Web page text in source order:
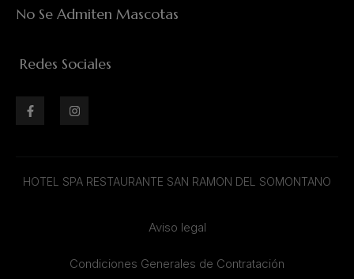
No Se Admiten Mascotas
Redes Sociales
HOTEL SPA RESTAURANTE SAN RAMON DEL SOMONTANO
Aviso legal
Condiciones Generales de Contratación